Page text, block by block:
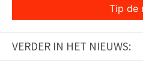
Tip de
VERDER IN HET NIEUWS: